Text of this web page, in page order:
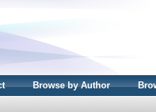
Browse by Author